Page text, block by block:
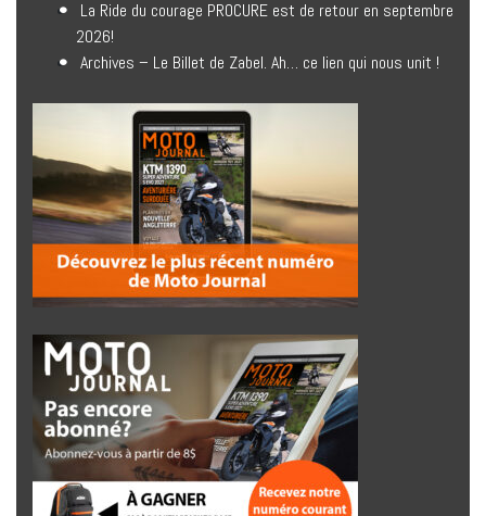
La Ride du courage PROCURE est de retour en septembre
2026!
Archives – Le Billet de Zabel. Ah… ce lien qui nous unit !